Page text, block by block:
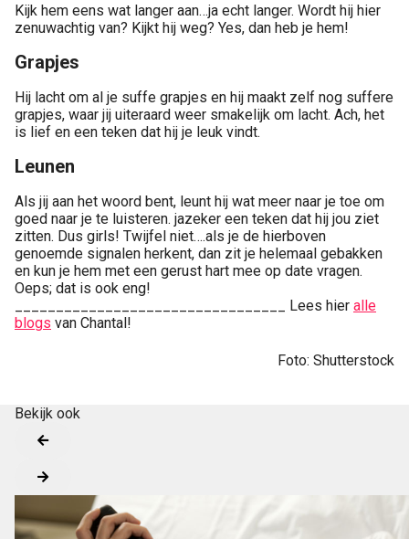
Kijk hem eens wat langer aan…ja echt langer. Wordt hij hier
zenuwachtig van? Kijkt hij weg? Yes, dan heb je hem!
Grapjes
Hij lacht om al je suffe grapjes en hij maakt zelf nog suffere
grapjes, waar jij uiteraard weer smakelijk om lacht. Ach, het
is lief en een teken dat hij je leuk vindt.
Leunen
Als jij aan het woord bent, leunt hij wat meer naar je toe om
goed naar je te luisteren. jazeker een teken dat hij jou ziet
zitten. Dus girls! Twijfel niet….als je de hierboven
genoemde signalen herkent, dan zit je helemaal gebakken
en kun je hem met een gerust hart mee op date vragen.
Oeps; dat is ook eng!
_________________________________ Lees hier alle
blogs van Chantal!
Foto: Shutterstock
Bekijk ook